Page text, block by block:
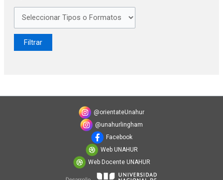
@orientateUnahur
@unahurlingham
Facebook
Web UNAHUR
Web Docente UNAHUR